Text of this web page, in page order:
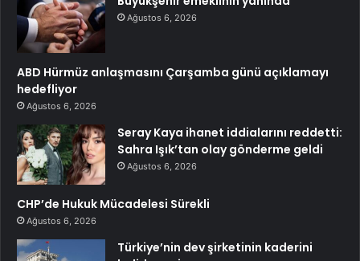
Ağustos 6, 2026
ABD Hürmüz anlaşmasını Çarşamba günü açıklamayı
hedefliyor
Ağustos 6, 2026
Seray Kaya ihanet iddialarını reddetti:
Sahra Işık’tan olay gönderme geldi
Ağustos 6, 2026
CHP’de Hukuk Mücadelesi Sürekli
Ağustos 6, 2026
Türkiye’nin dev şirketinin kaderini